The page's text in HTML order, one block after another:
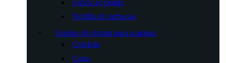
Estufa de tienda
Parrilla de barbacoa
Equipo de dormir para acampar
Colchón
Cuna